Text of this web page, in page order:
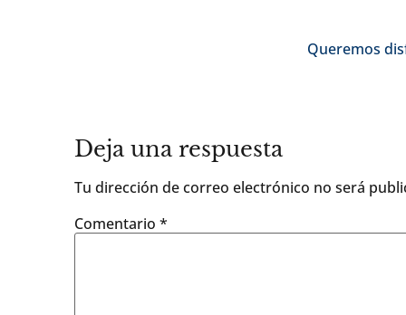
Queremos
Deja una respuesta
Tu dirección de correo electrónico no será
Comentario *